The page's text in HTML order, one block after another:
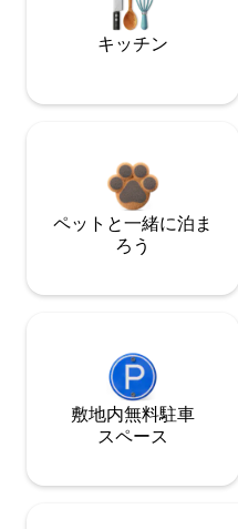
キッチン
ペットと一緒に泊ま
ろう
敷地内無料駐⁠車
ス⁠ペ⁠ー⁠ス